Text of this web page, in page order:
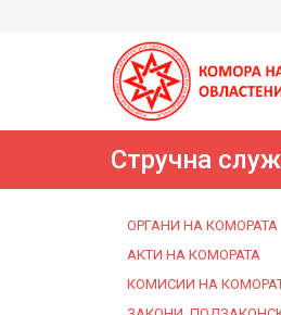
Стручна
ОРГАНИ НА КОМОРАТА
АКТИ НА КОМОРАТА
КОМИСИИ НА